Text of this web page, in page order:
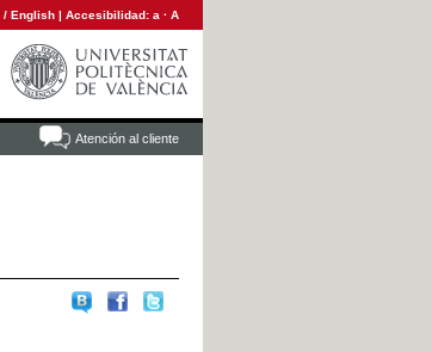
/ English | Accesibilidad: a · A
Atención al cliente